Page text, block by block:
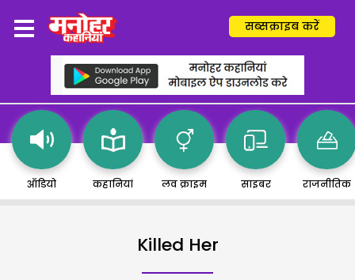
सब्सक्राइब करें
ऑडियो कहानियां लव क्राइम साइबर राजनीतिक
Killed Her